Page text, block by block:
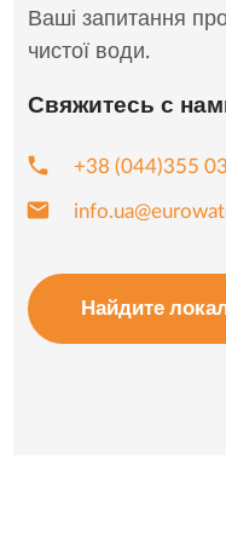
Ваші запитання
чистої води.
Свяжитесь с
phone +38 (044)355
mail
Найдите